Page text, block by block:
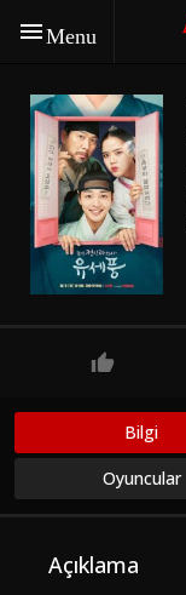
Menu
Bilgi
Oyuncular
Açıklama